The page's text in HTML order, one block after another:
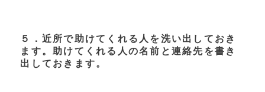
５．近所で助けてくれる人を洗い出しておき
ます。助けてくれる人の名前と連絡先を書き
出しておきます。